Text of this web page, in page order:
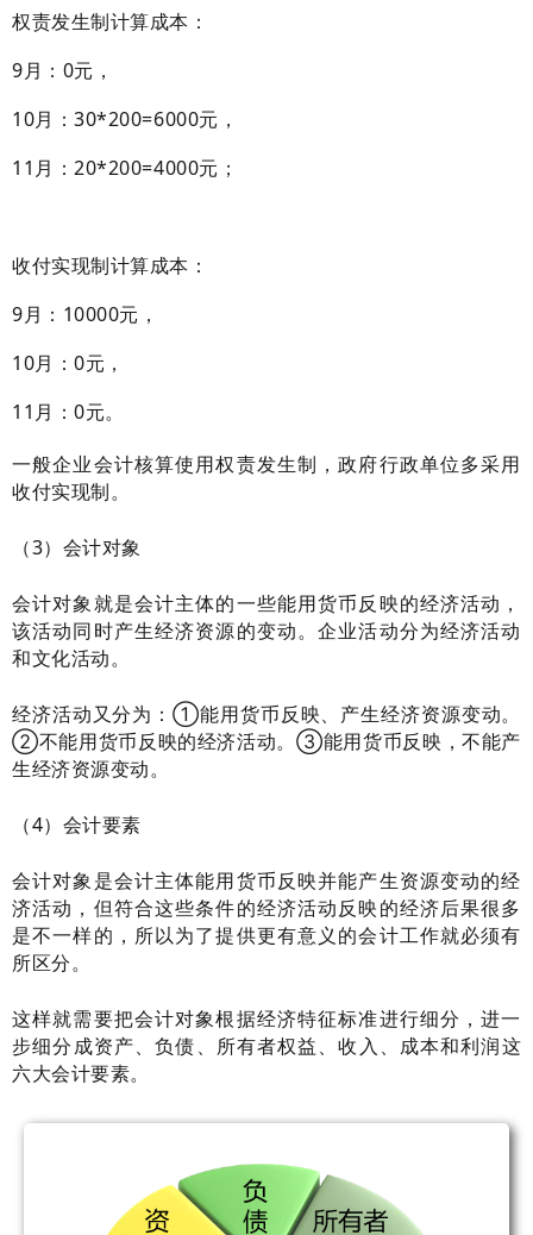
权责发生制计算成本：
9月：0元，
10月：30*200=6000元，
11月：20*200=4000元；
收付实现制计算成本：
9月：10000元，
10月：0元，
11月：0元。
一般企业会计核算使用权责发生制，政府行政单位多采用
收付实现制。
（3）会计对象
会计对象就是会计主体的一些能用货币反映的经济活动，
该活动同时产生经济资源的变动。企业活动分为经济活动
和文化活动。
经济活动又分为：①能用货币反映、产生经济资源变动。
②不能用货币反映的经济活动。③能用货币反映，不能产
生经济资源变动。
（4）会计要素
会计对象是会计主体能用货币反映并能产生资源变动的经
济活动，但符合这些条件的经济活动反映的经济后果很多
是不一样的，所以为了提供更有意义的会计工作就必须有
所区分。
这样就需要把会计对象根据经济特征标准进行细分，进一
步细分成资产、负债、所有者权益、收入、成本和利润这
六大会计要素。